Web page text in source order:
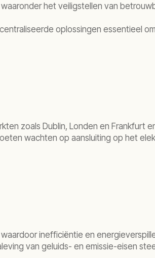
het veiligstellen van
oplossingen essentieel
zoals Dublin, Londen en Frankfurt
wachten op aansluiting op het
inefficiëntie en
van geluids- en emissie-eisen